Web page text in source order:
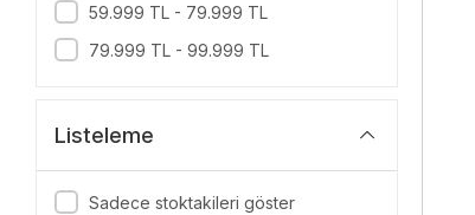
59.999 TL - 79.999 TL
79.999 TL - 99.999 TL
Listeleme
Sadece stoktakileri göster